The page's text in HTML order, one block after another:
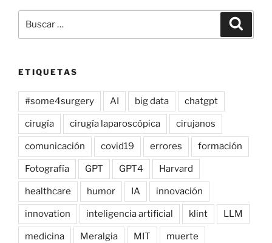
por:
ETIQUETAS
#some4surgery AI big data chatgpt
cirugía cirugía laparoscópica cirujanos
comunicación covid19 errores formación
Fotografía GPT GPT4 Harvard
healthcare humor IA innovación
innovation inteligencia artificial klint LLM
medicina Meralgia MIT muerte